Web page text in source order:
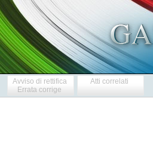
Avviso di rettifica
Errata corrige
Atti correlati